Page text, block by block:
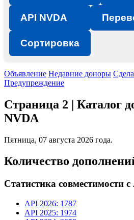
API NVDA
Сортировка
Объявление Недавние доноры
Предупреждение
Страница 2 | Каталог
NVDA
Пятница, 07 августа 2026 года.
Количество
Статистика совместимости
API 2026: 1787
API 2025: 1974